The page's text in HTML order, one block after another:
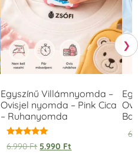
Egyszínű Villámnyomda –
Ovisjel nyomda – Pink Cica
– Ruhanyomda
Értékelés:
5.00
6.990Ft 5.990 Ft
❯